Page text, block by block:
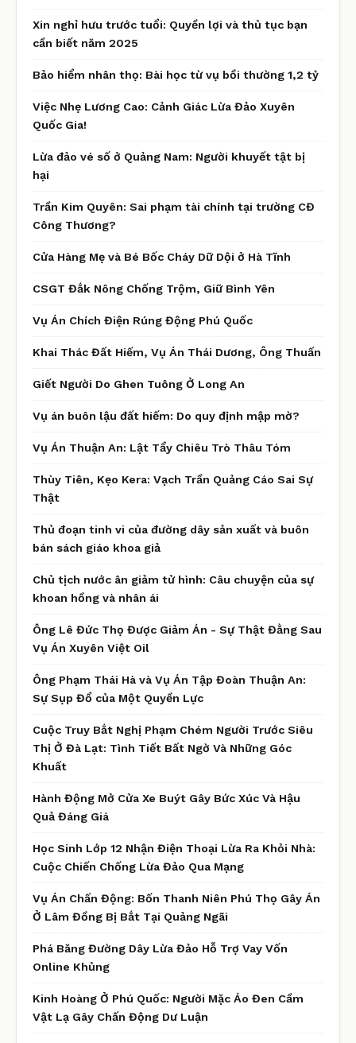
Xin nghỉ hưu trước tuổi: Quyền lợi và thủ tục bạn
cần biết năm 2025
Bảo hiểm nhân thọ: Bài học từ vụ bồi thường 1,2 tỷ
Việc Nhẹ Lương Cao: Cảnh Giác Lừa Đảo Xuyên
Quốc Gia!
Lừa đảo vé số ở Quảng Nam: Người khuyết tật bị
hại
Trần Kim Quyên: Sai phạm tài chính tại trường CĐ
Công Thương?
Cửa Hàng Mẹ và Bé Bốc Cháy Dữ Dội ở Hà Tĩnh
CSGT Đắk Nông Chống Trộm, Giữ Bình Yên
Vụ Án Chích Điện Rúng Động Phú Quốc
Khai Thác Đất Hiếm, Vụ Án Thái Dương, Ông Thuấn
Giết Người Do Ghen Tuông Ở Long An
Vụ án buôn lậu đất hiếm: Do quy định mập mờ?
Vụ Án Thuận An: Lật Tẩy Chiêu Trò Thâu Tóm
Thùy Tiên, Kẹo Kera: Vạch Trần Quảng Cáo Sai Sự
Thật
Thủ đoạn tinh vi của đường dây sản xuất và buôn
bán sách giáo khoa giả
Chủ tịch nước ân giảm tử hình: Câu chuyện của sự
khoan hồng và nhân ái
Ông Lê Đức Thọ Được Giảm Án - Sự Thật Đằng Sau
Vụ Án Xuyên Việt Oil
Ông Phạm Thái Hà và Vụ Án Tập Đoàn Thuận An:
Sự Sụp Đổ của Một Quyền Lực
Cuộc Truy Bắt Nghị Phạm Chém Người Trước Siêu
Thị Ở Đà Lạt: Tình Tiết Bất Ngờ Và Những Góc
Khuất
Hành Động Mở Cửa Xe Buýt Gây Bức Xúc Và Hậu
Quả Đáng Giá
Học Sinh Lớp 12 Nhận Điện Thoại Lừa Ra Khỏi Nhà:
Cuộc Chiến Chống Lừa Đảo Qua Mạng
Vụ Án Chấn Động: Bốn Thanh Niên Phú Thọ Gây Án
Ở Lâm Đồng Bị Bắt Tại Quảng Ngãi
Phá Băng Đường Dây Lừa Đảo Hỗ Trợ Vay Vốn
Online Khủng
Kinh Hoàng Ở Phú Quốc: Người Mặc Áo Đen Cầm
Vật Lạ Gây Chấn Động Dư Luận